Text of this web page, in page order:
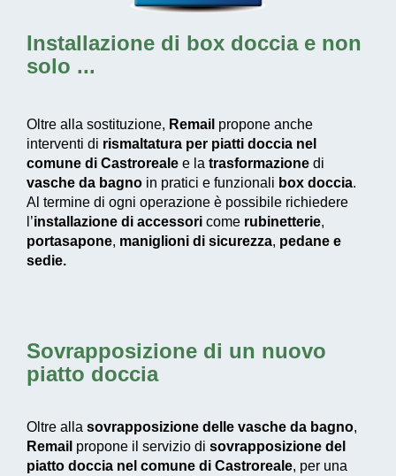
Installazione di box docciae non
solo ...
Oltre alla sostituzione, Remail propone anche
interventi di rismaltatura per piatti doccia nel
comune di Castroreale e la trasformazione di
vasche da bagno in pratici e funzionali box doccia.
Al termine di ogni operazione è possibile richiedere
l’installazione di accessori come rubinetterie,
portasapone, maniglioni di sicurezza, pedane e
sedie.
Sovrapposizione di un nuovo
piatto doccia
Oltre alla sovrapposizione delle vasche da bagno,
Remail propone il servizio di sovrapposizione del
piatto doccia nel comune di Castroreale, per una